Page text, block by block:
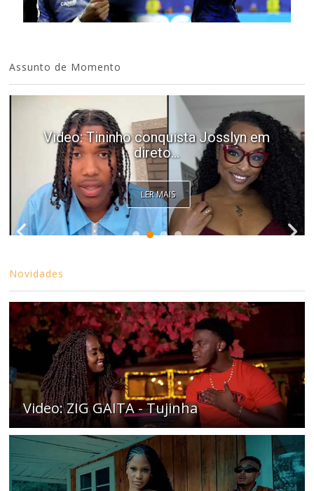
Assunto de Momento
Video: Tininho conquista Josslyn em
direto...
LER MAIS
Novidades
Video: ZIG GAITA - Tujinha